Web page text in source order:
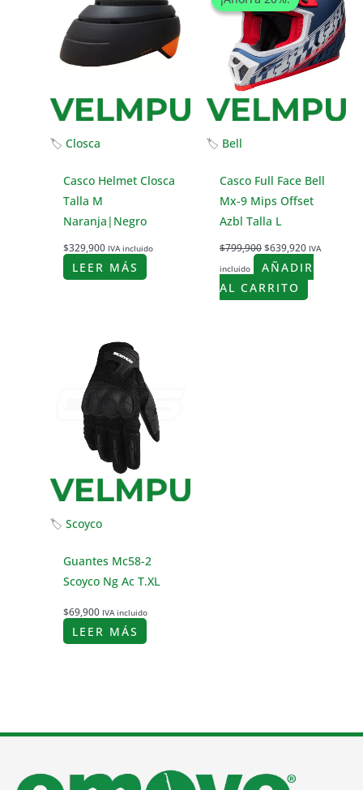
🏷Closca
Casco Helmet Closca
Talla M
Naranja|Negro
$329,900 IVA incluido
LEER MÁS
🏷 Bell
Casco Full Face Bell
Mx-9 Mips Offset
Azbl Talla L
$799,900
$799,900.
$639,920
$639,920.
IVA
incluido
AÑADIR
AL CARRITO
🏷Scoyco
Guantes Mc58-2
Scoyco Ng Ac T.XL
$69,900 IVA incluido
LEER MÁS